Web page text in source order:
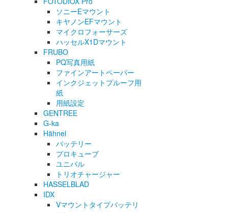
ソニーEマウント
キヤノンEFマウント
マイクロフォーサーズ
ハッセルX1Dマウント
FRUBO
PQ写真用紙
ファインアートペーパー
インクジェットプルーフ用
紙
用紙設定
GENTREE
G-ka
Hähnel
バッテリー
プロキューブ
ユニパル
トリオチャージャー
HASSELBLAD
IDX
Vマウントタイプバッテリ